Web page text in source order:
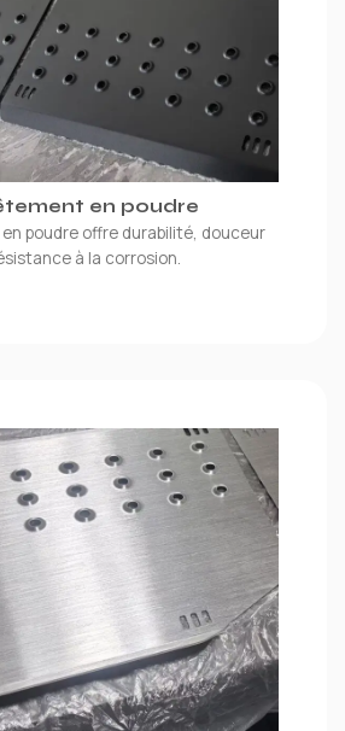
en poudre
poudre offre durabilité, douceur
à la corrosion.